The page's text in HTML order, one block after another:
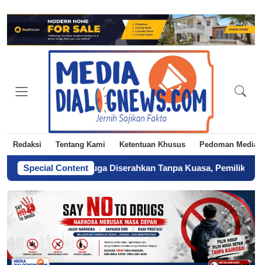
Redaksi Tentang Kami Ketentuan Khusus Pedoman Media
Special Content
Tanah Diduga Diserahkan Tanpa Kuasa, Pemilik Laporkan